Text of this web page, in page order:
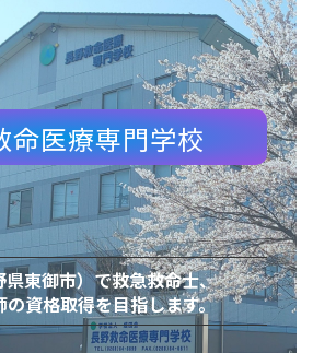
命医療専門学校
県東御市）で救急救命士、
の資格取得を目指します。